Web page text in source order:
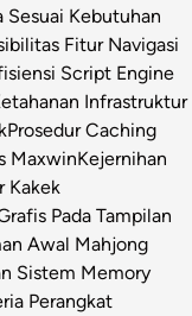
Sesuai Kebutuhan
Fitur Navigasi
Script Engine
Infrastruktur
Prosedur Caching
MaxwinKejernihan
Kakek
Pada Tampilan
Awal Mahjong
Sistem Memory
Perangkat